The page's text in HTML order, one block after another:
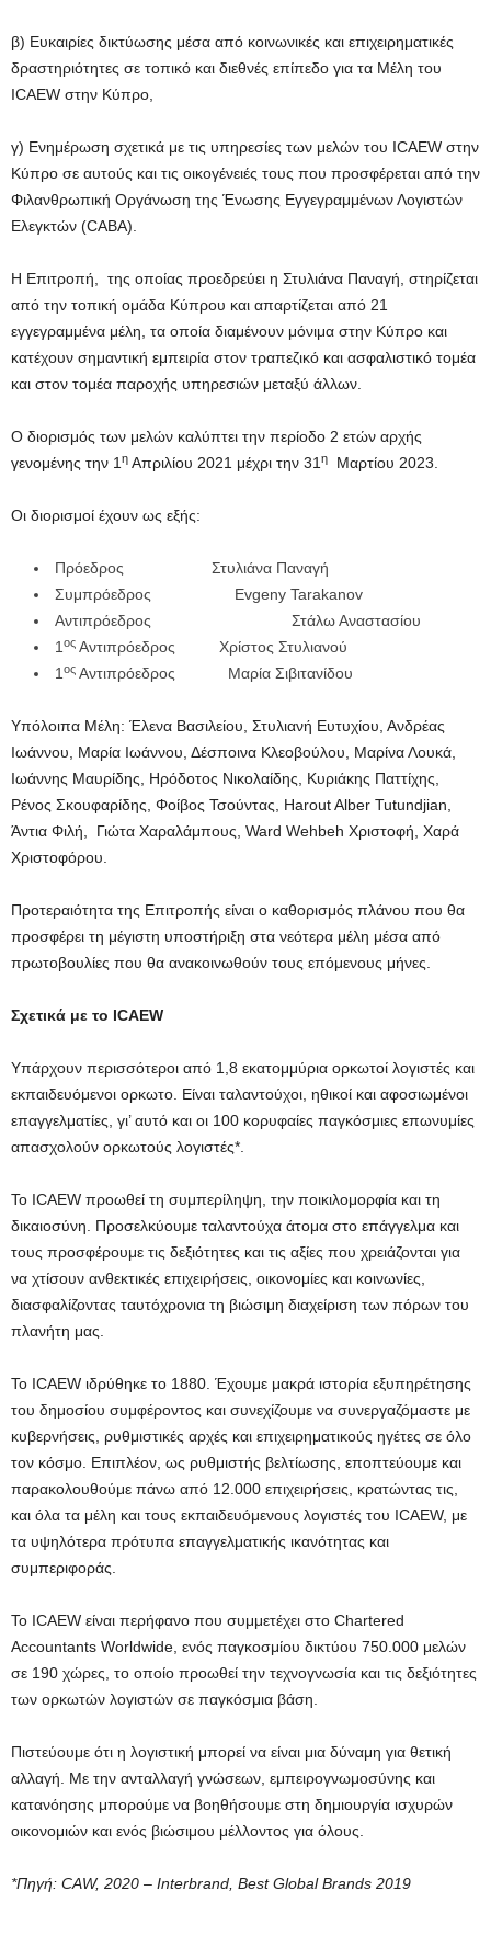
β) Ευκαιρίες δικτύωσης μέσα από κοινωνικές και επιχειρηματικές
δραστηριότητες σε τοπικό και διεθνές επίπεδο για τα Μέλη του
ICAEW στην Κύπρο,
γ) Ενημέρωση σχετικά με τις υπηρεσίες των μελών του ICAEW στην
Κύπρο σε αυτούς και τις οικογένειές τους που προσφέρεται από την
Φιλανθρωπική Οργάνωση της Ένωσης Εγγεγραμμένων Λογιστών
Ελεγκτών (CABA).
Η Επιτροπή, της οποίας προεδρεύει η Στυλιάνα Παναγή, στηρίζεται
από την τοπική ομάδα Κύπρου και απαρτίζεται από 21
εγγεγραμμένα μέλη, τα οποία διαμένουν μόνιμα στην Κύπρο και
κατέχουν σημαντική εμπειρία στον τραπεζικό και ασφαλιστικό τομέα
και στον τομέα παροχής υπηρεσιών μεταξύ άλλων.
Ο διορισμός των μελών καλύπτει την περίοδο 2 ετών αρχής
γενομένης την 1η Απριλίου 2021 μέχρι την 31η Μαρτίου 2023.
Οι διορισμοί έχουν ως εξής:
Πρόεδρος Στυλιάνα Παναγή
Συμπρόεδρος Evgeny Tarakanov
Αντιπρόεδρος Στάλω Αναστασίου
1ος Αντιπρόεδρος Χρίστος Στυλιανού
1ος Αντιπρόεδρος Μαρία Σιβιτανίδου
Υπόλοιπα Μέλη: Έλενα Βασιλείου, Στυλιανή Ευτυχίου, Ανδρέας
Ιωάννου, Μαρία Ιωάννου, Δέσποινα Κλεοβούλου, Μαρίνα Λουκά,
Ιωάννης Μαυρίδης, Ηρόδοτος Νικολαίδης, Κυριάκης Παττίχης,
Ρένος Σκουφαρίδης, Φοίβος Τσούντας, Harout Alber Tutundjian,
Άντια Φιλή, Γιώτα Χαραλάμπους, Ward Wehbeh Χριστοφή, Χαρά
Χριστοφόρου.
Προτεραιότητα της Επιτροπής είναι ο καθορισμός πλάνου που θα
προσφέρει τη μέγιστη υποστήριξη στα νεότερα μέλη μέσα από
πρωτοβουλίες που θα ανακοινωθούν τους επόμενους μήνες.
Σχετικά με το ICAEW
Υπάρχουν περισσότεροι από 1,8 εκατομμύρια ορκωτοί λογιστές και
εκπαιδευόμενοι ορκωτο. Είναι ταλαντούχοι, ηθικοί και αφοσιωμένοι
επαγγελματίες, γι’ αυτό και οι 100 κορυφαίες παγκόσμιες επωνυμίες
απασχολούν ορκωτούς λογιστές*.
Το ICAEW προωθεί τη συμπερίληψη, την ποικιλομορφία και τη
δικαιοσύνη. Προσελκύουμε ταλαντούχα άτομα στο επάγγελμα και
τους προσφέρουμε τις δεξιότητες και τις αξίες που χρειάζονται για
να χτίσουν ανθεκτικές επιχειρήσεις, οικονομίες και κοινωνίες,
διασφαλίζοντας ταυτόχρονια τη βιώσιμη διαχείριση των πόρων του
πλανήτη μας.
Το ICAEW ιδρύθηκε το 1880. Έχουμε μακρά ιστορία εξυπηρέτησης
του δημοσίου συμφέροντος και συνεχίζουμε να συνεργαζόμαστε με
κυβερνήσεις, ρυθμιστικές αρχές και επιχειρηματικούς ηγέτες σε όλο
τον κόσμο. Επιπλέον, ως ρυθμιστής βελτίωσης, εποπτεύουμε και
παρακολουθούμε πάνω από 12.000 επιχειρήσεις, κρατώντας τις,
και όλα τα μέλη και τους εκπαιδευόμενους λογιστές του ICAEW, με
τα υψηλότερα πρότυπα επαγγελματικής ικανότητας και
συμπεριφοράς.
Το ICAEW είναι περήφανο που συμμετέχει στο Chartered
Accountants Worldwide, ενός παγκοσμίου δικτύου 750.000 μελών
σε 190 χώρες, το οποίο προωθεί την τεχνογνωσία και τις δεξιότητες
των ορκωτών λογιστών σε παγκόσμια βάση.
Πιστεύουμε ότι η λογιστική μπορεί να είναι μια δύναμη για θετική
αλλαγή. Με την ανταλλαγή γνώσεων, εμπειρογνωμοσύνης και
κατανόησης μπορούμε να βοηθήσουμε στη δημιουργία ισχυρών
οικονομιών και ενός βιώσιμου μέλλοντος για όλους.
*Πηγή: CAW, 2020 – Interbrand, Best Global Brands 2019